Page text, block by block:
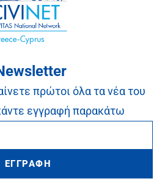
πρώτοι όλα τα νέα του
εγγραφή παρακάτω
ΕΓΓΡΑΦΗ